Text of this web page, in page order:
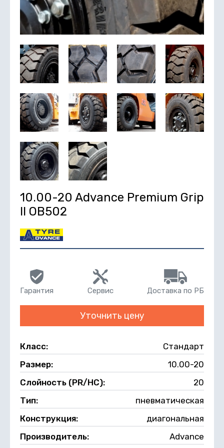
10.00-20 Advance Premium Grip
II OB502
Гарантия Сервис Доставка по РБ
Уточнить цену
Класс:
Стандарт
Размер:
10.00-20
Слойность (PR/НС):
20
Тип:
пневматическая
Конструкция:
диагональная
Производитель:
Advance